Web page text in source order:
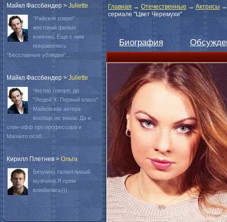
Главная → Отечественные → Актрисы
сериале "Цвет Черемухи"
Биография
Майкл Фассбендер > Juliette
"Райское озеро"
жестокий фильм
конечно. Еще с ним
понравились
"Бесславные ублюдки"...
Майкл Фассбендер > Juliette
Честно говоря, до
"Людей Х: Первый класс"
Майкла как актера
вообще не знала. Да и
спин-офф про профессора и
Магнито особ...
Кирилл Плетнев > Oльга
Безумно талантливый
мужчина.Я прям
влюбилась)))